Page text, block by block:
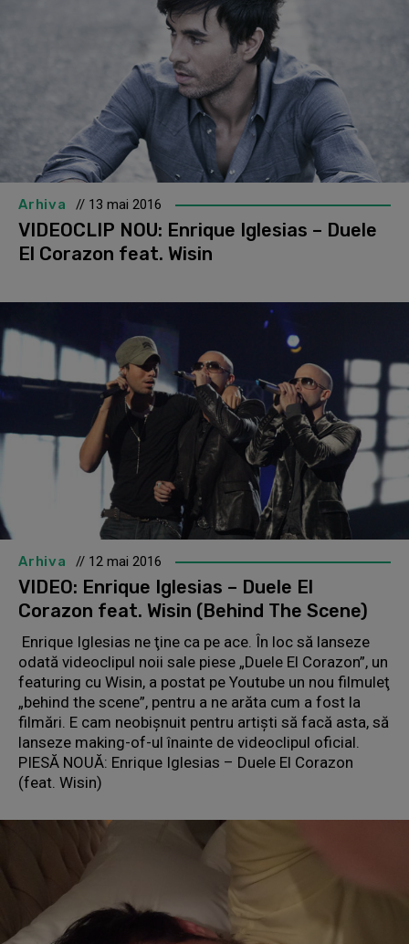
Arhiva // 13 mai 2016
VIDEOCLIP NOU: Enrique Iglesias – Duele
El Corazon feat. Wisin
Arhiva // 12 mai 2016
VIDEO: Enrique Iglesias – Duele El
Corazon feat. Wisin (Behind The Scene)
Enrique Iglesias ne ţine ca pe ace. În loc să lanseze
odată videoclipul noii sale piese „Duele El Corazon”, un
featuring cu Wisin, a postat pe Youtube un nou filmuleţ
„behind the scene”, pentru a ne arăta cum a fost la
filmări. E cam neobişnuit pentru artişti să facă asta, să
lanseze making-of-ul înainte de videoclipul oficial.
PIESĂ NOUĂ: Enrique Iglesias – Duele El Corazon
(feat. Wisin)